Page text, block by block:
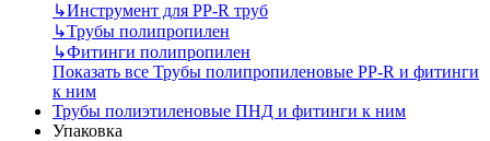
↳Инструмент для PP-R труб
↳Трубы полипропилен
↳Фитинги полипропилен
Показать все Трубы полипропиленовые PP-R и фитинги
к ним
Трубы полиэтиленовые ПНД и фитинги к ним
Упаковка